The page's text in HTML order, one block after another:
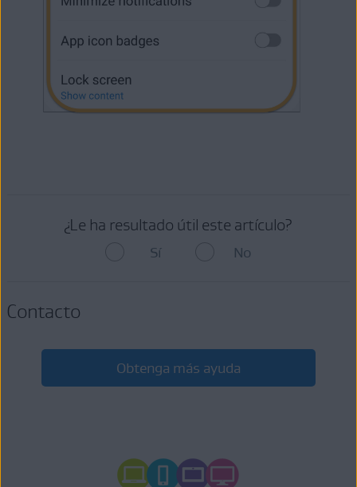
¿Le ha resultado útil este artículo?
Sí No
Contacto
Obtenga más ayuda